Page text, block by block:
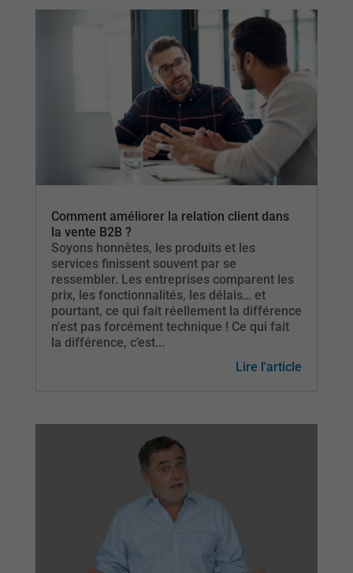
Comment améliorer la relation client dans
la vente B2B ?
Soyons honnêtes, les produits et les
services finissent souvent par se
ressembler. Les entreprises comparent les
prix, les fonctionnalités, les délais… et
pourtant, ce qui fait réellement la différence
n'est pas forcément technique ! Ce qui fait
la différence, c’est...
Lire l'article